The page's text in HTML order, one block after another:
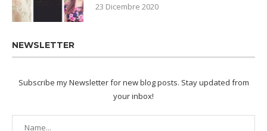
23 Dicembre 2020
NEWSLETTER
Subscribe my Newsletter for new blog posts. Stay updated from
your inbox!